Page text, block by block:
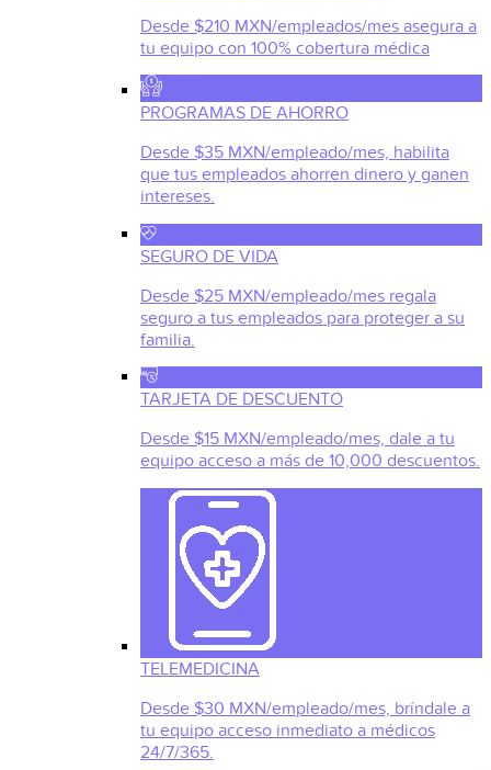
Desde $210 MXN/empleados/mes asegura a
tu equipo con 100% cobertura médica
PROGRAMAS DE AHORRO
Desde $35 MXN/empleado/mes, habilita
que tus empleados ahorren dinero y ganen
intereses.
SEGURO DE VIDA
Desde $25 MXN/empleado/mes regala
seguro a tus empleados para proteger a su
familia.
TARJETA DE DESCUENTO
Desde $15 MXN/empleado/mes, dale a tu
equipo acceso a más de 10,000 descuentos.
TELEMEDICINA
Desde $30 MXN/empleado/mes, bríndale a
tu equipo acceso inmediato a médicos
24/7/365.